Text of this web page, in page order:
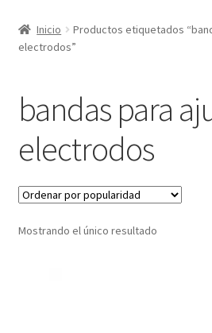
Inicio
Productos etiquetados
electrodos”
bandas para
electrodos
Mostrando el único resultado